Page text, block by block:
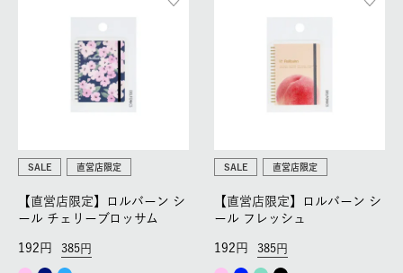
SALE 直営店限定
【直営店限定】ロルバーン シ
ール チェリーブロッサム
385
192
SALE 直営店限定
【直営店限定】ロルバーン シ
ール フレッシュ
385
192